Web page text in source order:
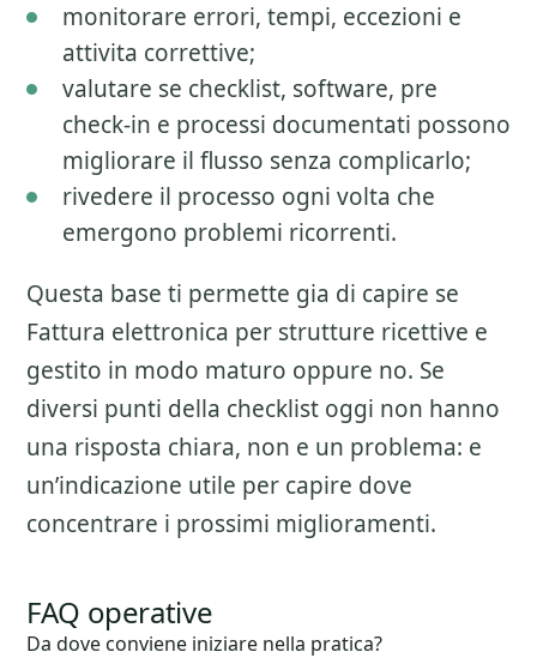
monitorare errori, tempi, eccezioni e
attivita correttive;
valutare se checklist, software, pre
check-in e processi documentati possono
migliorare il flusso senza complicarlo;
rivedere il processo ogni volta che
emergono problemi ricorrenti.
Questa base ti permette gia di capire se
Fattura elettronica per strutture ricettive e
gestito in modo maturo oppure no. Se
diversi punti della checklist oggi non hanno
una risposta chiara, non e un problema: e
un’indicazione utile per capire dove
concentrare i prossimi miglioramenti.
FAQ operative
Da dove conviene iniziare nella pratica?